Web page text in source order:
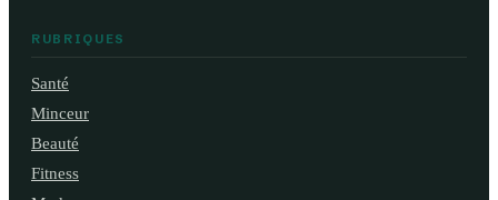
RUBRIQUES
Santé
Minceur
Beauté
Fitness